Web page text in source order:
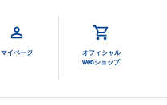
マイページ
オフィシャル
webショップ